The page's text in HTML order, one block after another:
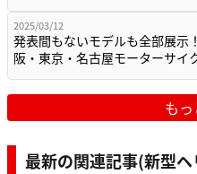
2025/03/12
発表間もないモデルも全部展示
阪・東京・名古屋モーターサイ
も
最新の関連記事(新型